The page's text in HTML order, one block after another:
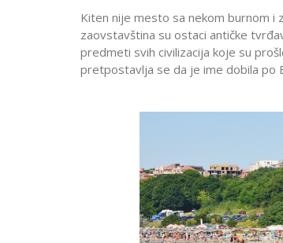
Kiten nije mesto sa nekom burnom i
zaovstavština su ostaci antičke
predmeti svih civilizacija koje su
pretpostavlja se da je ime dobila po